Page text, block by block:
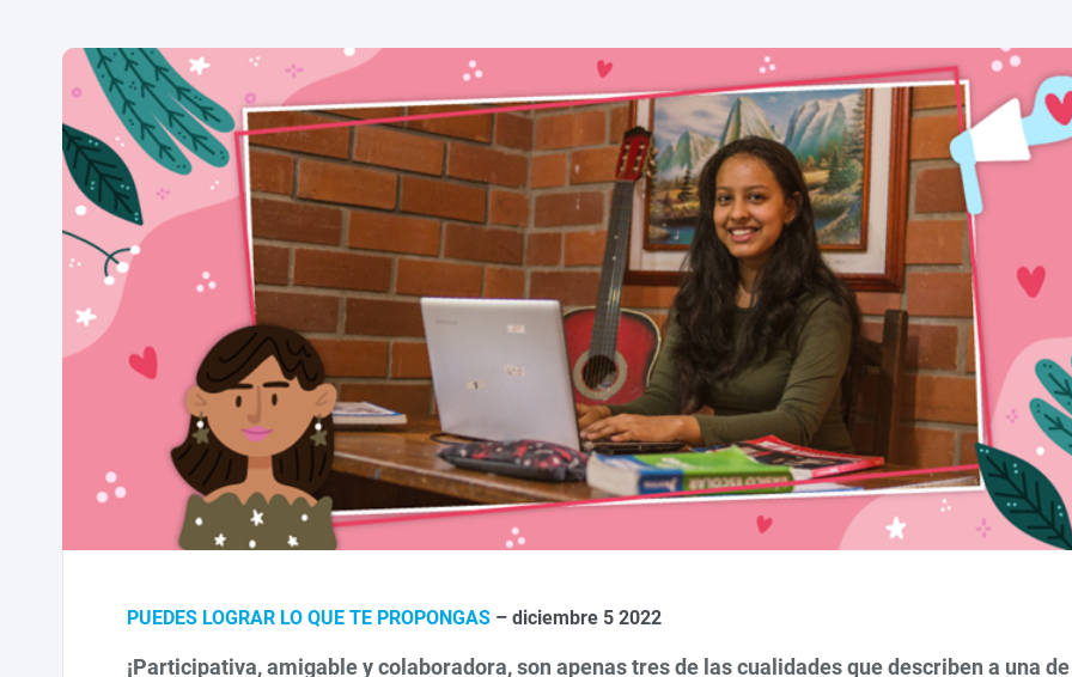
PUEDES LOGRAR LO QUE TE PROPONGAS – diciembre 5 2022
¡Participativa, amigable y colaboradora, son apenas tres de las cualidades que describen a una de